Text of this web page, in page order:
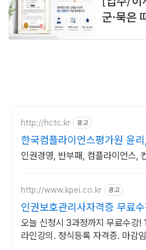
http://hctc.kr 광고
한국컴플라이언스평가원 윤
인권경영, 반부패, 컴플라이언스,
http://www.kpei.co.kr 광고
인권보호관리사자격증 무료
100%온라인강의 무료수강!
오늘 신청시 3과정까지 무료수강!
라인강의. 정식등록 자격증. 마감